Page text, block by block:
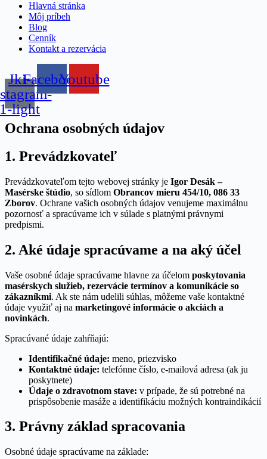
Hlavná stránka
Môj príbeh
Blog
Cenník
Kontakt a rezervácia
Jki-
1-light
FacebookYoutube
Ochrana osobných údajov
1. Prevádzkovateľ
Prevádzkovateľom tejto webovej stránky je Igor Desák –
Masérske štúdio, so sídlom Obrancov mieru 454/10, 086 33
Zborov. Ochrane vašich osobných údajov venujeme maximálnu
pozornosť a spracúvame ich v súlade s platnými právnymi
predpismi.
2. Aké údaje spracúvame a na aký účel
Vaše osobné údaje spracúvame hlavne za účelom poskytovania
masérskych služieb, rezervácie termínov a komunikácie so
zákazníkmi. Ak ste nám udelili súhlas, môžeme vaše kontaktné
údaje využiť aj na marketingové informácie o akciách a
novinkách.
Spracúvané údaje zahŕňajú:
Identifikačné údaje: meno, priezvisko
Kontaktné údaje: telefónne číslo, e-mailová adresa (ak ju
poskytnete)
Údaje o zdravotnom stave: v prípade, že sú potrebné na
prispôsobenie masáže a identifikáciu možných kontraindikácií
3. Právny základ spracovania
Osobné údaje spracúvame na základe: